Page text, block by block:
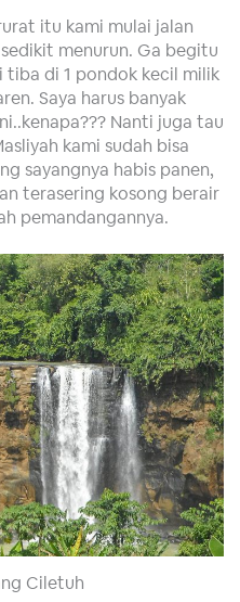
itu kami mulai jalan
menurun. Ga begitu
tiba di 1 pondok kecil milik
Saya harus banyak
Nanti juga tau
kami sudah bisa
sayangnya habis panen,
terasering kosong berair
pemandangannya.
Ciletuh